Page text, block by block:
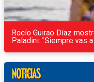
Rocío Guirao Díaz
Paladini: "Siempre vas